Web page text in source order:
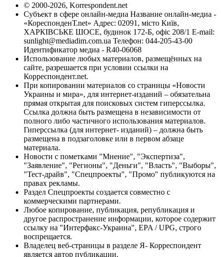
© 2000-2026, Korrespondent.net
Субъект в сфере онлайн-медиа Название онлайн-медиа -
«КореспонденТ.net» Адрес: 02091, місто Київ,
ХАРКІВСЬКЕ ШОСЕ, будинок 172-Б, офіс 208/1 E-mail:
sunlight@mediadim.com.ua Телефон: 044-205-43-00
Идентификатор медиа - R40-06068
Использование любых материалов, размещённых на
сайте, разрешается при условии ссылки на
Корреспондент.net.
При копировании материалов со страницы «Новости
Украины и мира», для интернет-изданий – обязательна
прямая открытая для поисковых систем гиперссылка.
Ссылка должна быть размещена в независимости от
полного либо частичного использования материалов.
Гиперссылка (для интернет- изданий) – должна быть
размещена в подзаголовке или в первом абзаце
материала.
Новости с пометками "Мнение", "Экспертиза",
"Заявление", "Регионы", "Деньги", "Власть", "Выборы",
"Тест-драйв", "Спецпроекты", "Промо" публикуются на
правах рекламы.
Раздел Спецпроекты создается совместно с
коммерческими партнерами.
Любое копирование, публикация, републикация и
другое распространение информации, которое содержит
ссылку на "Интерфакс-Украина", EPA / UPG, строго
воспрещается.
Владелец веб-страницы в разделе Я- Корреспондент
является автор публикации.